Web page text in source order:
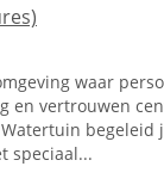
waar
en vertrouwen
begeleid
speciaal...